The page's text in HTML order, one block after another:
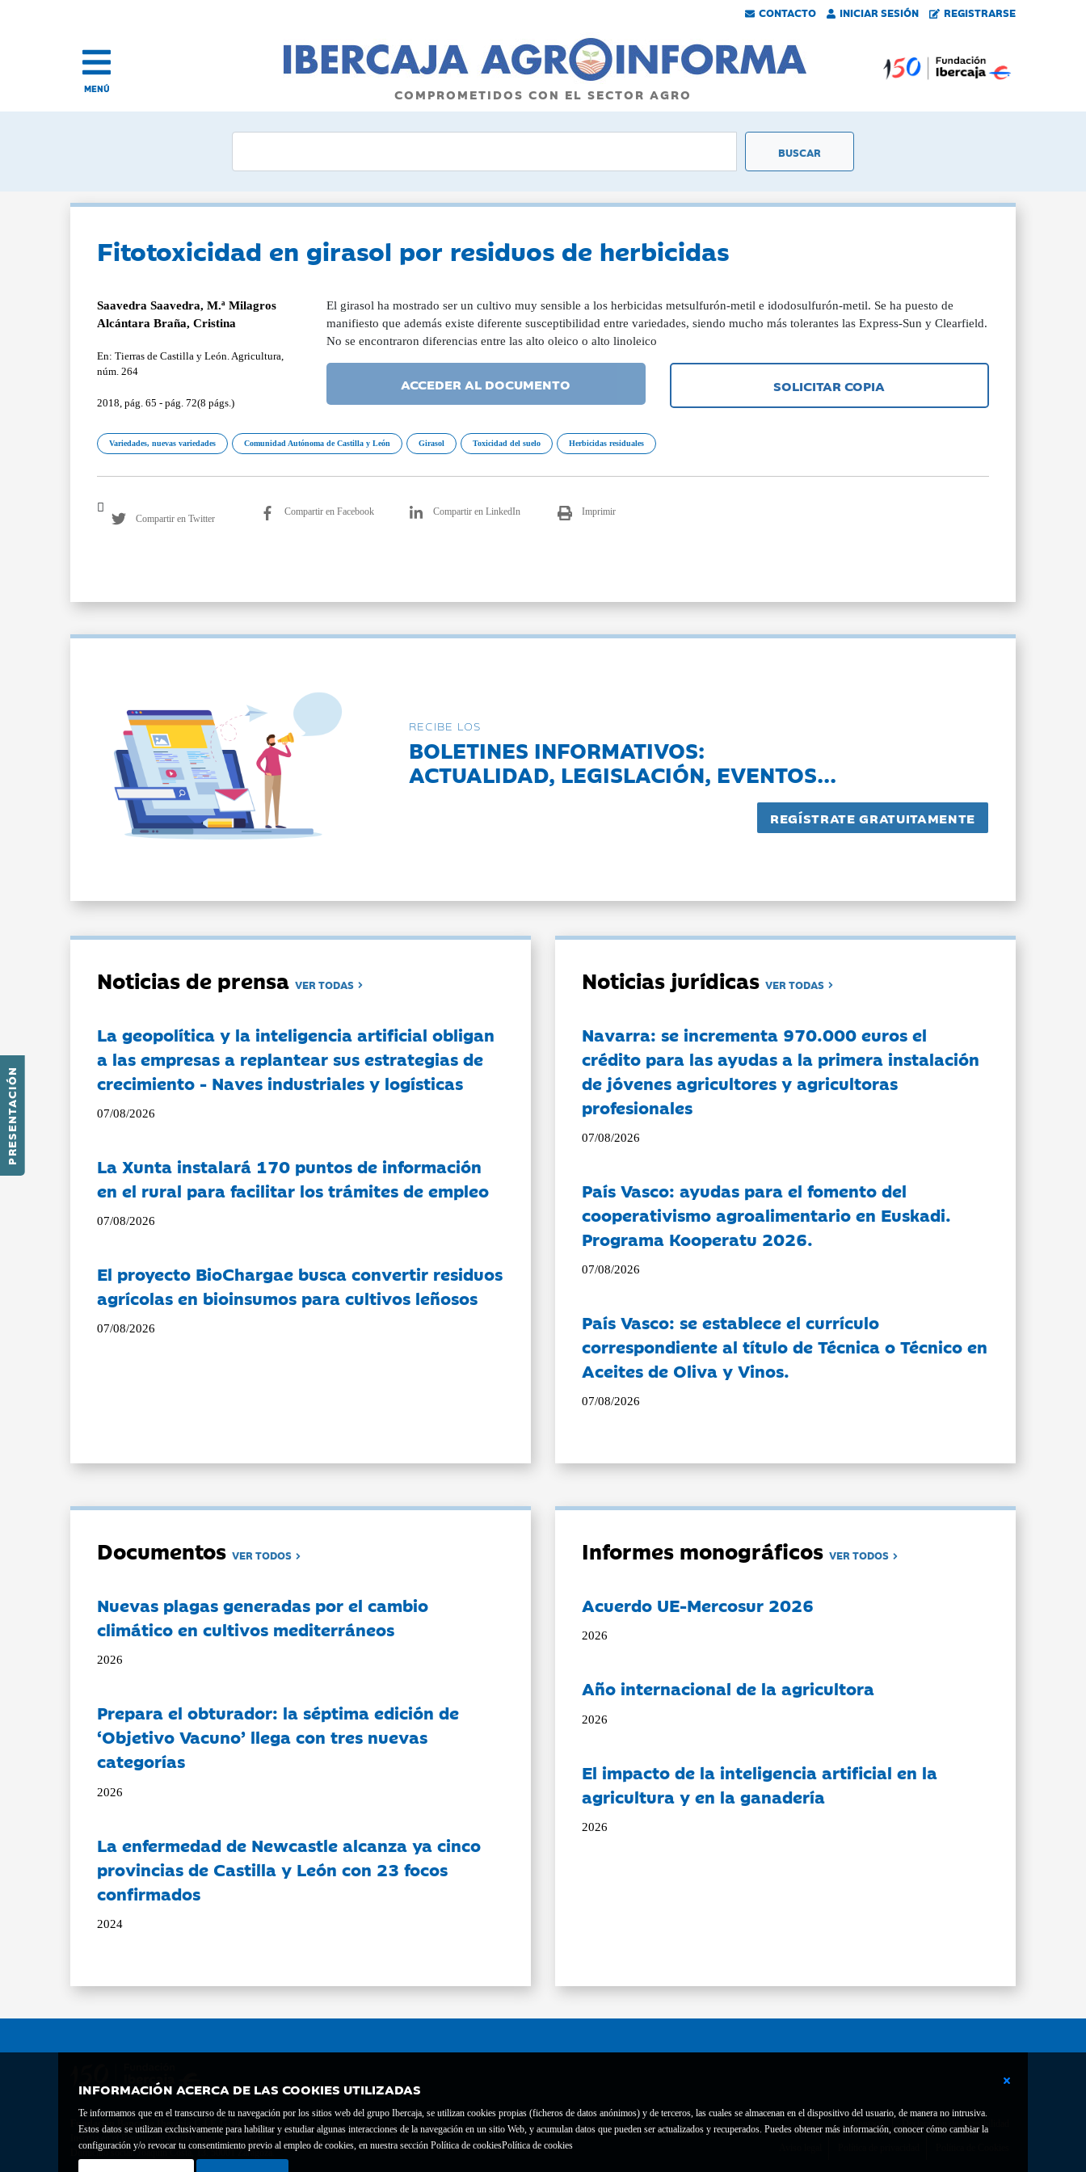
CONTACTO INICIAR SESIÓN REGISTRARSE
PRESENTACIÓN
MENÚ COMPROMETIDOS CON EL SECTOR AGRO
INFORMACIÓN ACERCA DE LAS COOKIES UTILIZADAS
Te informamos que en el transcurso de tu navegación por los sitios web del grupo Ibercaja, se utilizan cookies propias (ficheros de datos anónimos) y de terceros, las cuales se almacenan en el dispositivo del usuario, de manera no intrusiva.
Estos datos se utilizan exclusivamente para habilitar y estudiar algunas interacciones de la navegación en un sitio Web, y acumulan datos que pueden ser actualizados y recuperados. Puedes obtener más información, conocer cómo cambiar la
configuración y/o revocar tu consentimiento previo al empleo de cookies, en nuestra sección Política de cookiesPolítica de cookies
Fitotoxicidad en girasol por residuos de herbicidas
Saavedra Saavedra, M.ª Milagros
Alcántara Braña, Cristina
En: Tierras de Castilla y León. Agricultura,
núm. 264
2018, pág. 65 - pág. 72(8 págs.)
El girasol ha mostrado ser un cultivo muy sensible a los herbicidas metsulfurón-metil e idodosulfurón-metil. Se ha puesto de
manifiesto que además existe diferente susceptibilidad entre variedades, siendo mucho más tolerantes las Express-Sun y Clearfield.
No se encontraron diferencias entre las alto oleico o alto linoleico
ACCEDER AL DOCUMENTO SOLICITAR COPIA
Variedades, nuevas variedades Comunidad Autónoma de Castilla y León Girasol Toxicidad del suelo Herbicidas residuales
Compartir en Twitter
Compartir en Facebook Compartir en LinkedIn Imprimir
RECIBE LOS
BOLETINES INFORMATIVOS:
ACTUALIDAD, LEGISLACIÓN, EVENTOS...
Noticias de prensaVER TODAS
La geopolítica y la inteligencia artificial obligan
a las empresas a replantear sus estrategias de
crecimiento - Naves industriales y logísticas
07/08/2026
La Xunta instalará 170 puntos de información
en el rural para facilitar los trámites de empleo
07/08/2026
El proyecto BioChargae busca convertir residuos
agrícolas en bioinsumos para cultivos leñosos
07/08/2026
Noticias jurídicasVER TODAS
Navarra: se incrementa 970.000 euros el
crédito para las ayudas a la primera instalación
de jóvenes agricultores y agricultoras
profesionales
07/08/2026
País Vasco: ayudas para el fomento del
cooperativismo agroalimentario en Euskadi.
Programa Kooperatu 2026.
07/08/2026
País Vasco: se establece el currículo
correspondiente al título de Técnica o Técnico en
Aceites de Oliva y Vinos.
07/08/2026
DocumentosVER TODOS
Nuevas plagas generadas por el cambio
climático en cultivos mediterráneos
2026
Prepara el obturador: la séptima edición de
‘Objetivo Vacuno’ llega con tres nuevas
categorías
2026
La enfermedad de Newcastle alcanza ya cinco
provincias de Castilla y León con 23 focos
confirmados
2024
Informes monográficosVER TODOS
Acuerdo UE-Mercosur 2026
2026
Año internacional de la agricultora
2026
El impacto de la inteligencia artificial en la
agricultura y en la ganadería
2026
Fundación Bancaria Ibercaja C.I.F. G-50000652.
Inscrita en el Registro de Fundaciones del Mº de Educación, Cultura y Deporte con el nº 1689.
Domicilio social: Joaquín Costa, 13. 50001 Zaragoza.
Contacto Declaración de accesibilidad